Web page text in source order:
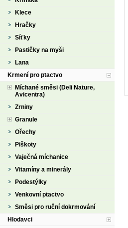
Klece
Hračky
Síťky
Pastičky na myši
Lana
Krmení pro ptactvo
Míchané směsi (Deli Nature,
Avicentra)
Zrniny
Granule
Ořechy
Piškoty
Vaječná míchanice
Vitamíny a minerály
Podestýlky
Venkovní ptactvo
Směsi pro ruční dokrmování
Hlodavci